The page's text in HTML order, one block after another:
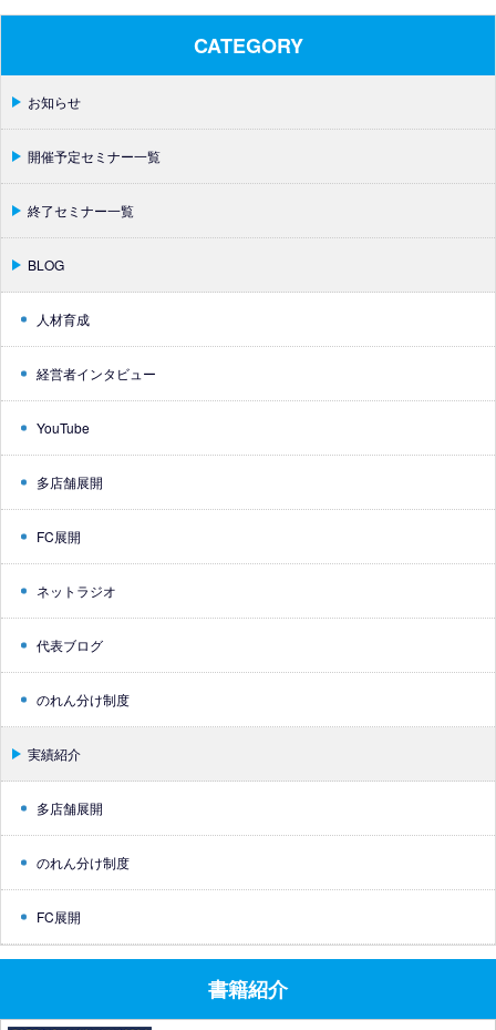
CATEGORY
お知らせ
開催予定セミナー一覧
終了セミナー一覧
BLOG
人材育成
経営者インタビュー
YouTube
多店舗展開
FC展開
ネットラジオ
代表ブログ
のれん分け制度
実績紹介
多店舗展開
のれん分け制度
FC展開
書籍紹介